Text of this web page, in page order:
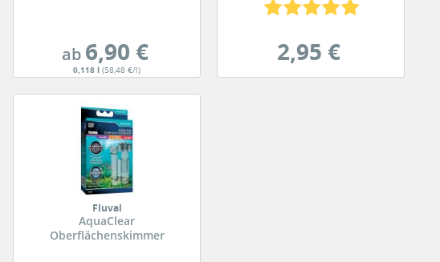
ab6,90 €
0,118 l(58,48 €/l)
2,95 €
Fluval
AquaClear
Oberflächenskimmer